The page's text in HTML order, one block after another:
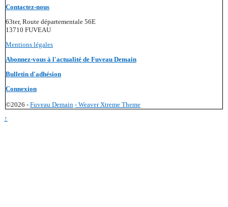
Contactez-nous
63ter, Route départementale 56E
13710 FUVEAU
Mentions légales
Abonnez-vous à l'actualité de Fuveau Demain
Bulletin d'adhésion
Connexion
©2026 -Fuveau Demain -Weaver Xtreme Theme
↑